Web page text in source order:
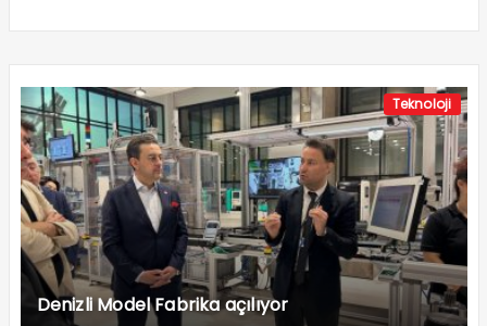
Teknoloji
Denizli Model Fabrika açılıyor